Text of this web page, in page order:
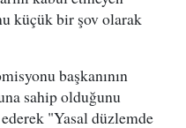
küçük bir şov olarak
başkanının
sahip olduğunu
"Yasal düzlemde